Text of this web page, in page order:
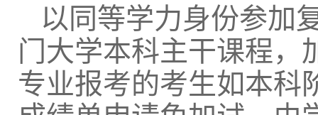
以同等学力身份参加
门大学本科主干课程，
专业报考的考生如本科